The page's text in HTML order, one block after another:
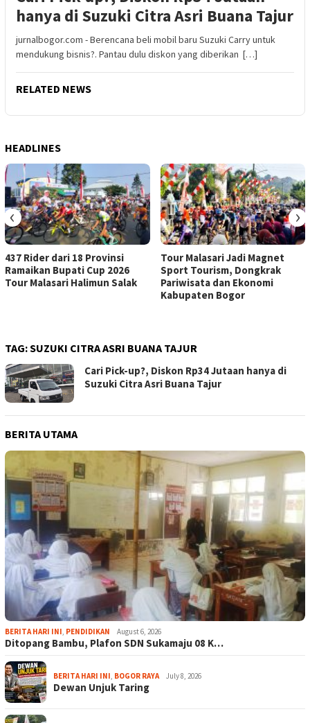
hanya di Suzuki Citra Asri Buana Tajur
jurnalbogor.com - Berencana beli mobil baru Suzuki Carry untuk
mendukung bisnis?. Pantau dulu diskon yang diberikan […]
RELATED NEWS
HEADLINES
437 Rider dari 18 Provinsi
Ramaikan Bupati Cup 2026
Tour Malasari Halimun Salak
Tour Malasari Jadi Magnet
Sport Tourism, Dongkrak
Pariwisata dan Ekonomi
Kabupaten Bogor
‹ ›
TAG:SUZUKI CITRA ASRI BUANA TAJUR
Cari Pick-up?, Diskon Rp34 Jutaan hanya di
Suzuki Citra Asri Buana Tajur
BERITA UTAMA
BERITA HARI INI, PENDIDIKAN August 6, 2026
Ditopang Bambu, Plafon SDN Sukamaju 08 K…
BERITA HARI INI, BOGOR RAYA July 8, 2026
Dewan Unjuk Taring